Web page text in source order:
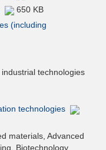
650 KB
(including
technologies
technologies
materials, Advanced
Biotechnology